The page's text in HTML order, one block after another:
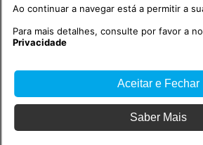
Ao continuar a navegar está a permitir a
Para mais detalhes, consulte por favor a
Privacidade
Aceitar e Fechar
Saber Mais